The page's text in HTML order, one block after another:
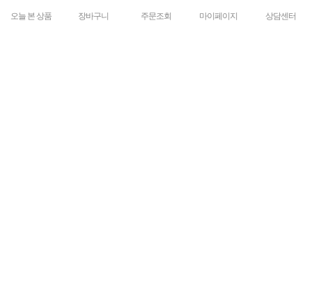
오늘 본 상품 장바구니 주문조회 마이페이지 상담센터